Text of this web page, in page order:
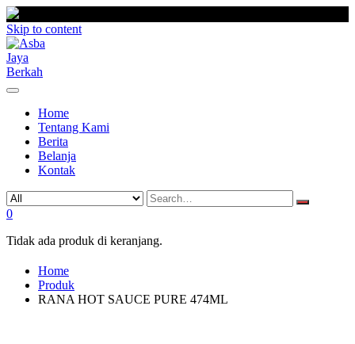
Skip to content
Home
Tentang Kami
Berita
Belanja
Kontak
0
Tidak ada produk di keranjang.
Home
Produk
RANA HOT SAUCE PURE 474ML